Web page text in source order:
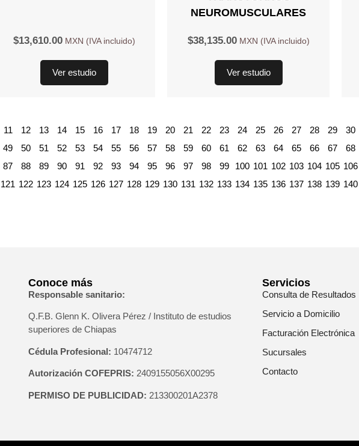
$13,610.00
Ver estudio
NEUROMUSCULARES
$38,135.00
Ver estudio
11 12 13 14 15 16 17 18 19 20 21 22 23 24 25 26 27 28 29 30
49 50 51 52 53 54 55 56 57 58 59 60 61 62 63 64 65 66 67 68
87 88 89 90 91 92 93 94 95 96 97 98 99 100 101 102 103 104 105 106
121 122 123 124 125 126 127 128 129 130 131 132 133 134 135 136 137 138 139 140
Conoce más
Responsable sanitario:
Q.F.B. Glenn K. Olivera Pérez / Instituto de estudios
superiores de Chiapas
Cédula Profesional: 10474712
Autorización COFEPRIS: 2409155056X00295
PERMISO DE PUBLICIDAD: 213300201A2378
Servicios
Consulta de Resultados
Servicio a Domicilio
Facturación Electrónica
Sucursales
Contacto